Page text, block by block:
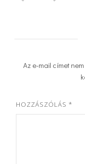
Az e-mail címet
HOZZÁSZÓLÁS *